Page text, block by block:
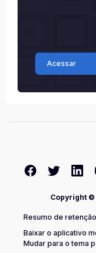
Acessar
Copyright ©
Resumo de
Baixar o aplicativo
Mudar para o tema